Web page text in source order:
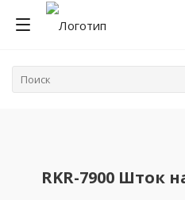
RKR-7900 Шток